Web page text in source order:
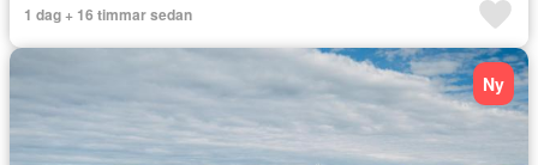
1 dag + 16 timmar sedan
Ny